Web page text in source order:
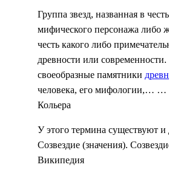
Группа звезд, названная в
мифического персонажа либо
честь какого либо
древности или современности.
своеобразные памятники
человека, его мифологии,… …
Кольера
У этого термина существуют и
Созвездие (значения).
Википедия